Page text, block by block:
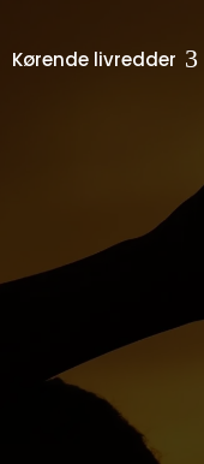
Kørende livredder